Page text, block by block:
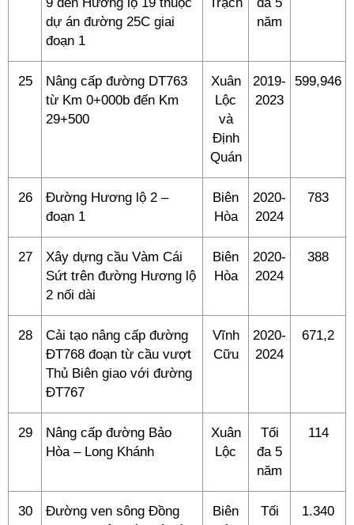
dự án đường 25C giai
đoạn 1
năm
25
Nâng cấp đường DT763
từ Km 0+000b đến Km
29+500
Xuân
Lộc
và
Định
Quán
2019-
2023
599,946
26
Đường Hương lộ 2 –
đoạn 1
Biên
Hòa
2020-
2024
783
27
Xây dựng cầu Vàm Cái
Sứt trên đường Hương lộ
2 nối dài
Biên
Hòa
2020-
2024
388
28
Cải tạo nâng cấp đường
ĐT768 đoạn từ cầu vượt
Thủ Biên giao với đường
ĐT767
Vĩnh
Cữu
2020-
2024
671,2
29
Nâng cấp đường Bảo
Hòa – Long Khánh
Xuân
Lộc
Tối
đa 5
năm
114
30
Đường ven sông Đồng
Biên
Tối
1.340